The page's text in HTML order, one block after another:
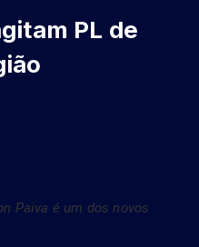
PL de
Paiva é um dos novos